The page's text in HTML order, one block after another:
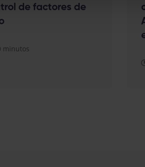
de factores de
minutos